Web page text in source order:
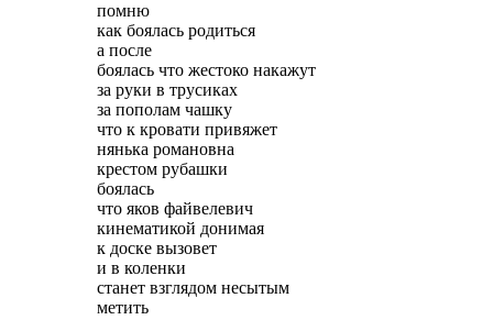
помню
как боялась родиться
а после
боялась что жестоко накажут
за руки в трусиках
за пополам чашку
что к кровати привяжет
нянька романовна
крестом рубашки
боялась
что яков файвелевич
кинематикой донимая
к доске вызовет
и в коленки
станет взглядом несытым
метить